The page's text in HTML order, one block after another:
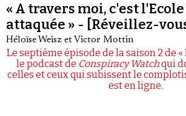
« A travers moi, c'est
attaquée » - [Réveillez-vous
Héloïse Weisz et Victor Mottin
Le septième épisode de la saison 2 de «
le podcast de Conspiracy Watchqui
celles et ceux qui subissent le
est en ligne.